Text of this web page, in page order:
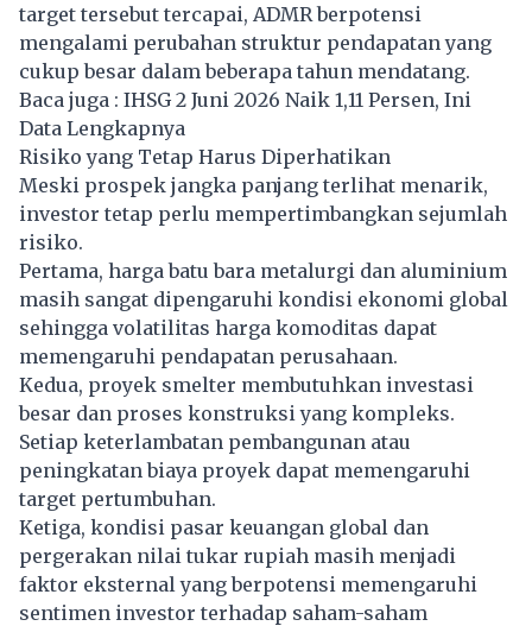
target tersebut tercapai, ADMR berpotensi
mengalami perubahan struktur pendapatan yang
cukup besar dalam beberapa tahun mendatang.
Baca juga : IHSG 2 Juni 2026 Naik 1,11 Persen, Ini
Data Lengkapnya
Risiko yang Tetap Harus Diperhatikan
Meski prospek jangka panjang terlihat menarik,
investor tetap perlu mempertimbangkan sejumlah
risiko.
Pertama, harga batu bara metalurgi dan aluminium
masih sangat dipengaruhi kondisi ekonomi global
sehingga volatilitas harga komoditas dapat
memengaruhi pendapatan perusahaan.
Kedua, proyek smelter membutuhkan investasi
besar dan proses konstruksi yang kompleks.
Setiap keterlambatan pembangunan atau
peningkatan biaya proyek dapat memengaruhi
target pertumbuhan.
Ketiga, kondisi pasar keuangan global dan
pergerakan nilai tukar rupiah masih menjadi
faktor eksternal yang berpotensi memengaruhi
sentimen investor terhadap saham-saham